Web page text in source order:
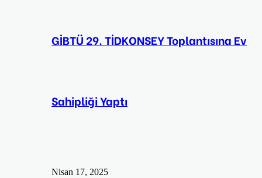
GİBTÜ 29. TİDKONSEY Toplantısına Ev
Sahipliği Yaptı
Nisan 17, 2025